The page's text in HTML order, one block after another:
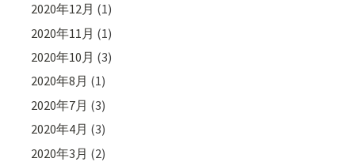
2020年12月 (1)
2020年11月 (1)
2020年10月 (3)
2020年8月 (1)
2020年7月 (3)
2020年4月 (3)
2020年3月 (2)